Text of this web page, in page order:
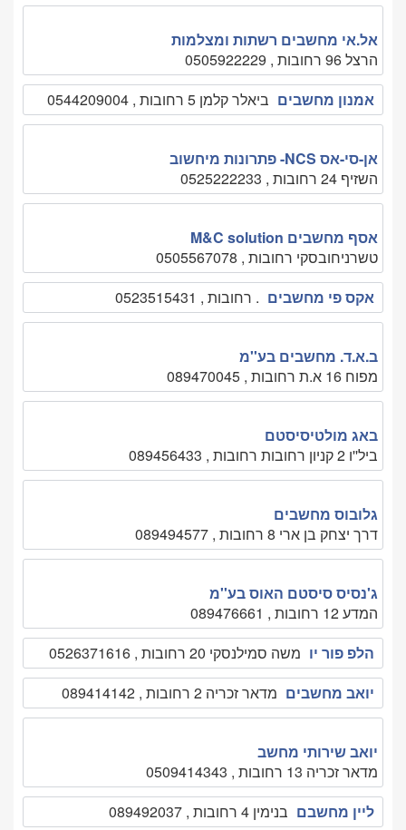
אל.אי מחשבים רשתות ומצלמות
הרצל 96 רחובות , 0505922229
אמנון מחשבים ביאלר קלמן 5 רחובות , 0544209004
אן-סי-אס NCS- פתרונות מיחשוב
השזיף 24 רחובות , 0525222233
אסף מחשבים M&C solution
טשרניחובסקי רחובות , 0505567078
אקס פי מחשבים . רחובות , 0523515431
ב.א.ד. מחשבים בע''מ
מפוח 16 א.ת רחובות , 089470045
באג מולטיסיסטם
ביל''ו 2 קניון רחובות רחובות , 089456433
גלובוס מחשבים
דרך יצחק בן ארי 8 רחובות , 089494577
ג'נסיס סיסטם האוס בע''מ
המדע 12 רחובות , 089476661
הלפ פור יו משה סמילנסקי 20 רחובות , 0526371616
יואב מחשבים מדאר זכריה 2 רחובות , 089414142
יואב שירותי מחשב
מדאר זכריה 13 רחובות , 0509414343
ליין מחשבם בנימין 4 רחובות , 089492037